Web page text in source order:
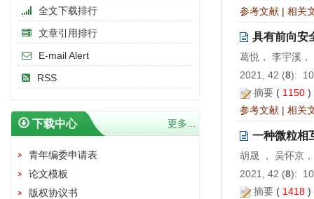
参考文献 | 相关
具有前向安
葛悦， 李宇溪
2021, 42 (8):
摘要 ( 1150
参考文献 | 相关
一种微粒相
胡晟 ， 吴怀京
2021, 42 (8):
摘要 ( 1418
全文下载排行
文章引用排行
E-mail Alert
RSS
下载中心 更多...
青年编委申请表
论文模板
版权协议书